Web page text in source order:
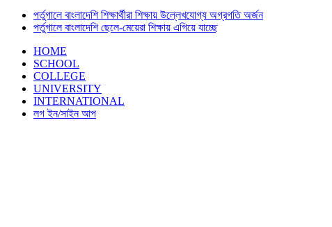
পর্তুগালে বাংলাদেশি শিক্ষার্থীরা শিক্ষায় উল্লেখযোগ্য অগ্রগতি অর্জন
পর্তুগালে বাংলাদেশি ছেলে-মেয়েরা শিক্ষায় এগিয়ে যাচ্ছে
HOME
SCHOOL
COLLEGE
UNIVERSITY
INTERNATIONAL
লগ ইন/সাইন আপ